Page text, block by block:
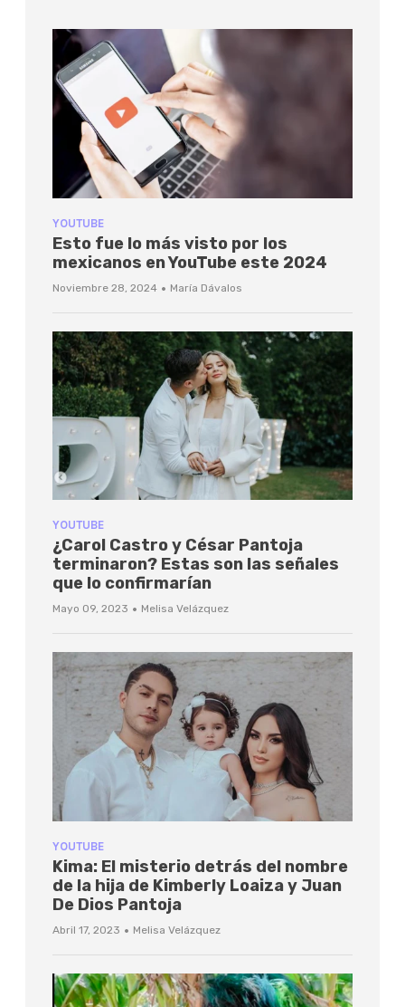
YOUTUBE
Esto fue lo más visto por los
mexicanos en YouTube este 2024
Noviembre 28, 2024 · María Dávalos
YOUTUBE
¿Carol Castro y César Pantoja
terminaron? Estas son las señales
que lo confirmarían
Mayo 09, 2023 · Melisa Velázquez
YOUTUBE
Kima: El misterio detrás del nombre
de la hija de Kimberly Loaiza y Juan
De Dios Pantoja
Abril 17, 2023 · Melisa Velázquez